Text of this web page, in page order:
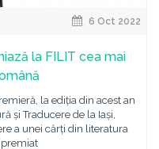
6 Oct 2022
la FILIT cea mai
la ediția din acest an
și Traducere de la Iași,
a unei cărți din literatura
premiat